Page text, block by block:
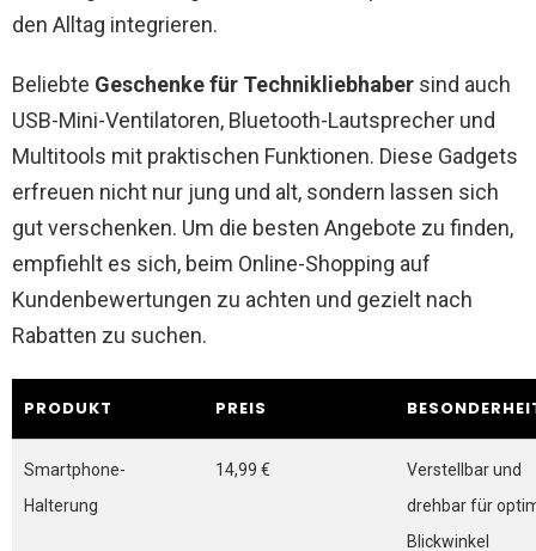
den Alltag integrieren.
Beliebte Geschenke für Technikliebhaber sind auch
USB-Mini-Ventilatoren, Bluetooth-Lautsprecher und
Multitools mit praktischen Funktionen. Diese Gadgets
erfreuen nicht nur jung und alt, sondern lassen sich
gut verschenken. Um die besten Angebote zu finden,
empfiehlt es sich, beim Online-Shopping auf
Kundenbewertungen zu achten und gezielt nach
Rabatten zu suchen.
PRODUKT PREIS
Smartphone-
Halterung
14,99 €
Verstellbar und
drehbar für
Blickwinkel